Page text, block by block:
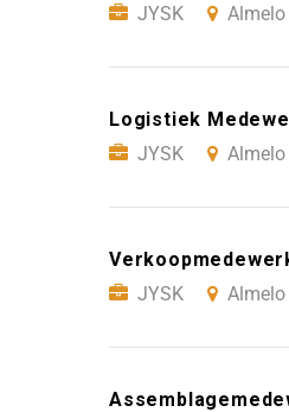
JYSK
Almelo
Logistiek
JYSK
Almelo
JYSK
Almelo